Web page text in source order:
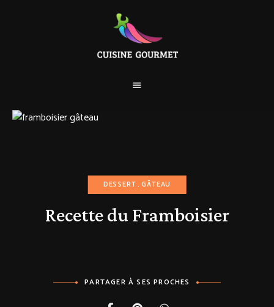
DESSERT GÂTEAU
Recette du Framboisier
PARTAGER À SES PROCHES